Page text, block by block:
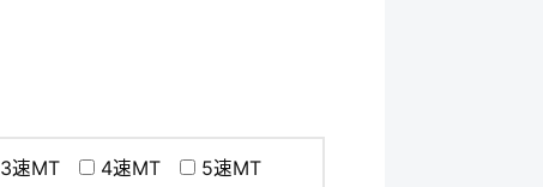
3速MT 4速MT
5速MT